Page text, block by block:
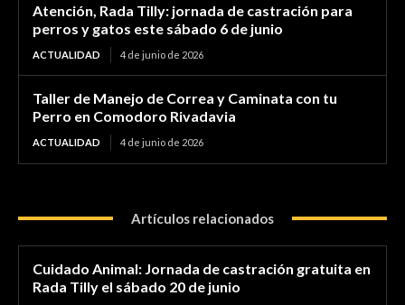
Atención, Rada Tilly: jornada de castración para
perros y gatos este sábado 6 de junio
ACTUALIDAD 4 de junio de 2026
Taller de Manejo de Correa y Caminata con tu
Perro en Comodoro Rivadavia
ACTUALIDAD 4 de junio de 2026
Artículos relacionados
Cuidado Animal: Jornada de castración gratuita en
Rada Tilly el sábado 20 de junio